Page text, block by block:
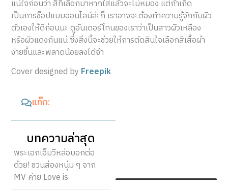
แน่ใจก่อนว่า สีที่เลือกมาหากใส่แล้วจะไม่หมอง แต่ถ้าเกิด
เป็นการช็อปแบบออนไลน์ล่ะก็ เราอาจจะต้องทำความรู้จักกับผิว
ตัวเองให้ดีก่อนนะ ดูอันเดอร์โทนของเราว่าเป็นสาวผิวเหลือง
หรือผิวแดงกันแน่ ซึ่งสิ่งนี้จะช่วยให้การตัดสินใจเลือกสีเสื้อผ้า
ง่ายขึ้นและพลาดน้อยลงได้จ้า
Cover designed by Freepik
แท็ก:
บทความล่าสุด
พระเอกเอ็มวีหล่อบอกต่อ
ด้วย! ชวนส่องหนุ่ม ๆ จาก
MV ค่าย Love is